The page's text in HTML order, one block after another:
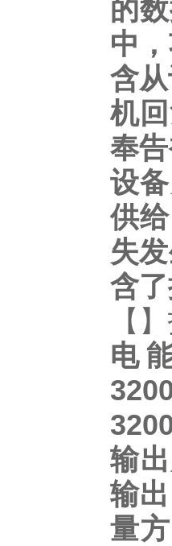
的
中
含
机
奉
设
供
失
含
【
电
输
输
量